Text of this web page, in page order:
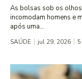
As bolsas sob os
incomodam homens e
após uma...
SAÚDE jul 29, 2026 5